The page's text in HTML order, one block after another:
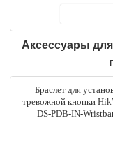
Аксессуары
Браслет для
тревожной кнопки
DS-PDB-IN-